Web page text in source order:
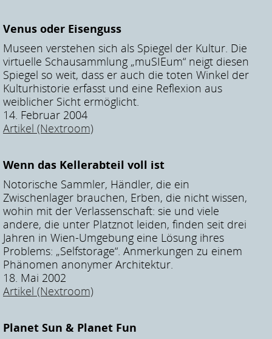
Venus oder Eisenguss
Museen verstehen sich als Spiegel der Kultur. Die
virtuelle Schausammlung „muSIEum“ neigt diesen
Spiegel so weit, dass er auch die toten Winkel der
Kulturhistorie erfasst und eine Reflexion aus
weiblicher Sicht ermöglicht.
14. Februar 2004
Artikel (Nextroom)
Wenn das Kellerabteil voll ist
Notorische Sammler, Händler, die ein
Zwischenlager brauchen, Erben, die nicht wissen,
wohin mit der Verlassenschaft: sie und viele
andere, die unter Platznot leiden, finden seit drei
Jahren in Wien-Umgebung eine Lösung ihres
Problems: „Selfstorage“. Anmerkungen zu einem
Phänomen anonymer Architektur.
18. Mai 2002
Artikel (Nextroom)
Planet Sun & Planet Fun